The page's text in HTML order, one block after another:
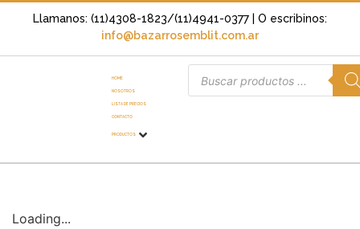
Llamanos: (11)4308-1823/(11)4941-0377
| O escribinos:
info@bazarrosemblit.com.ar
HOME
NOSOTROS
LISTA DE PRECIOS
CONTACTO
PRODUCTOS
Loading...